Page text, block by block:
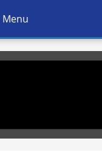
Ativar
Menu